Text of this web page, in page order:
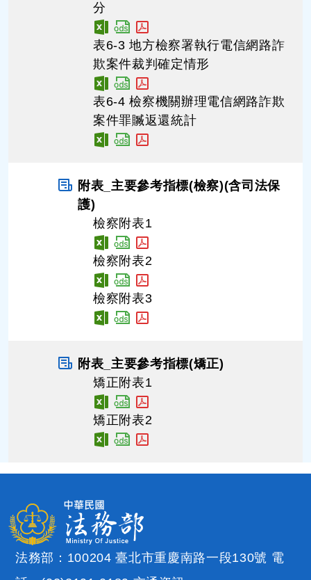
分
表6-3 地方檢察署執行電信網路詐
欺案件裁判確定情形
表6-4 檢察機關辦理電信網路詐欺
案件罪贓返還統計
附表_主要參考指標(檢察)(含司法保
護)
檢察附表1
檢察附表2
檢察附表3
附表_主要參考指標(矯正)
矯正附表1
矯正附表2
法務部：100204 臺北市重慶南路一段130號 電